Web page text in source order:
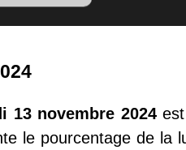
13 novembre 2024est
le pourcentage de la